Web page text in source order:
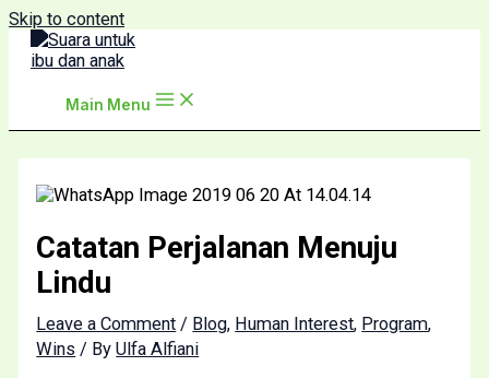
Skip to content
Main Menu
Catatan Perjalanan Menuju
Lindu
Leave a Comment / Blog, Human Interest, Program,
Wins / ByUlfa Alfiani